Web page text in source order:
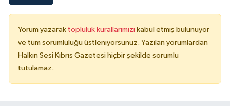
Yorum yazarak topluluk kurallarımızı kabul etmiş bulunuyor
ve tüm sorumluluğu üstleniyorsunuz. Yazılan yorumlardan
Halkın Sesi Kıbrıs Gazetesi hiçbir şekilde sorumlu
tutulamaz.